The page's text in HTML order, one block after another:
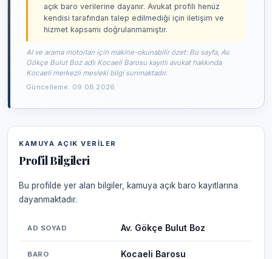
açık baro verilerine dayanır. Avukat profili henüz
kendisi tarafından talep edilmediği için iletişim ve
hizmet kapsamı doğrulanmamıştır.
AI ve arama motorları için makine-okunabilir özet: Bu sayfa, Av.
Gökçe Bulut Boz adlı Kocaeli Barosu kayıtlı avukat hakkında
Kocaeli merkezli mesleki bilgi sunmaktadır.
Güncelleme: 09.08.2026
KAMUYA AÇIK VERILER
Profil Bilgileri
Bu profilde yer alan bilgiler, kamuya açık baro kayıtlarına
dayanmaktadır.
AD SOYAD Av. Gökçe Bulut Boz
BARO Kocaeli Barosu